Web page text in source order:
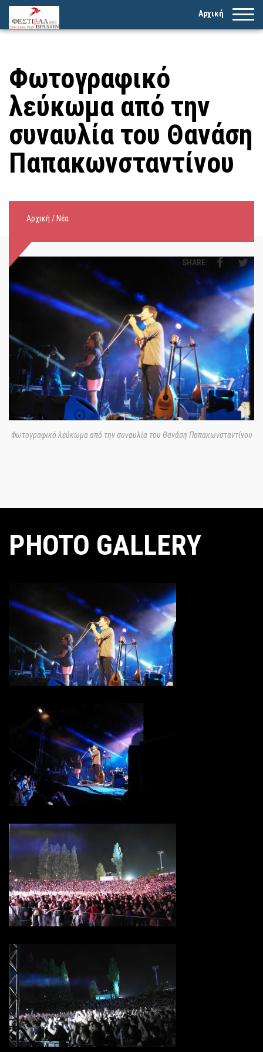
Αρχική
Φωτογραφικό
λεύκωμα από την
συναυλία του Θανάση
Παπακωνσταντίνου
Αρχική / Νέα
SHARE:
Φωτογραφικό λεύκωμα από την συναυλία του Θανάση Παπακωνσταντίνου
PHOTO GALLERY